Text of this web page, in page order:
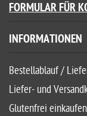
FORMULAR FÜR
INFORMATIONEN
Bestellablauf /
Liefer- und
Glutenfrei